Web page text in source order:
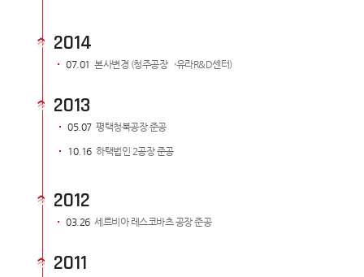
2014
07.01 본사변경 (청주공장→유라R&D센터)
2013
05.07 평택청북공장 준공
10.16 하택법인 2공장 준공
2012
03.26 세르비아 레스코바츠 공장 준공
2011